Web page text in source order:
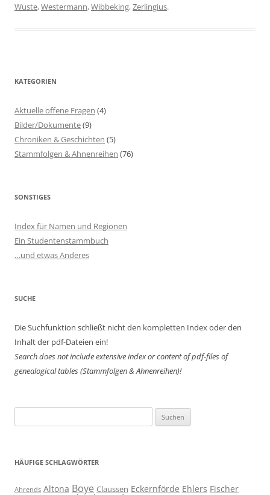
Wuste,Westermann,Wibbeking,Zerlingius.
KATEGORIEN
Aktuelle offene Fragen (4)
Bilder/Dokumente(9)
Chroniken & Geschichten (5)
Stammfolgen & Ahnenreihen (76)
SONSTIGES
Index für Namen und Regionen
Ein Studentenstammbuch
…und etwas Anderes
SUCHE
Die Suchfunktion schließt nicht den kompletten Index oder den
Inhalt der pdf-Dateien ein!
Search does not include extensive index or content ofpdf-files of
genealogical tables (Stammfolgen & Ahnenreihen)!
nach:
HÄUFIGE SCHLAGWÖRTER
Ahrends Altona Boye Claussen Eckernförde Ehlers Fischer